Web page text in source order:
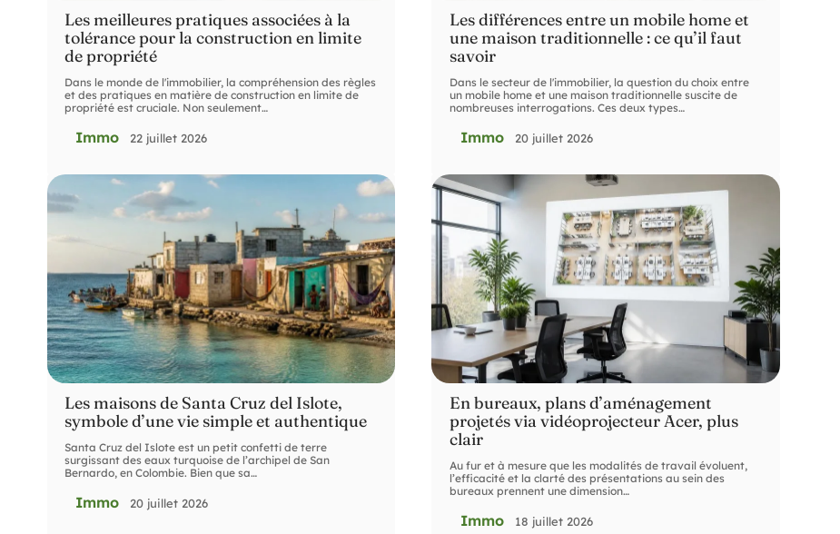
Les meilleures pratiques associées à la
tolérance pour la construction en limite
de propriété
Dans le monde de l'immobilier, la compréhension des règles
et des pratiques en matière de construction en limite de
propriété est cruciale. Non seulement…
Immo 22 juillet 2026
Les différences entre un mobile home et
une maison traditionnelle : ce qu’il faut
savoir
Dans le secteur de l'immobilier, la question du choix entre
un mobile home et une maison traditionnelle suscite de
nombreuses interrogations. Ces deux types…
Immo 20 juillet 2026
Les maisons de Santa Cruz del Islote,
symbole d’une vie simple et authentique
Santa Cruz del Islote est un petit confetti de terre
surgissant des eaux turquoise de l’archipel de San
Bernardo, en Colombie. Bien que sa…
Immo 20 juillet 2026
En bureaux, plans d’aménagement
projetés via vidéoprojecteur Acer, plus
clair
Au fur et à mesure que les modalités de travail évoluent,
l’efficacité et la clarté des présentations au sein des
bureaux prennent une dimension…
Immo 18 juillet 2026